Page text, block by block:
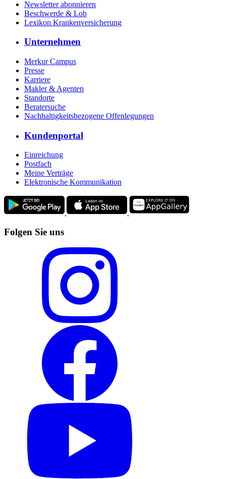
Newsletter abonnieren
Beschwerde & Lob
Lexikon Krankenversicherung
Unternehmen
Merkur Campus
Presse
Karriere
Makler & Agenten
Standorte
Beratersuche
Nachhaltigkeitsbezogene Offenlegungen
Kundenportal
Einreichung
Postfach
Meine Verträge
Elektronische Kommunikation
Folgen Sie uns